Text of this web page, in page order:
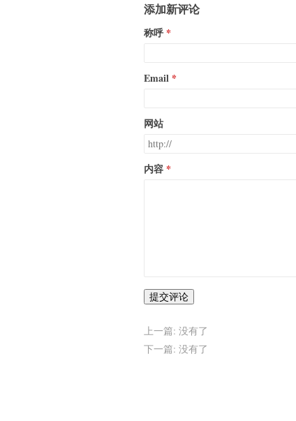
添加新评论
称呼
Email
网站
内容
提交评论
上一篇: 没有了
下一篇: 没有了